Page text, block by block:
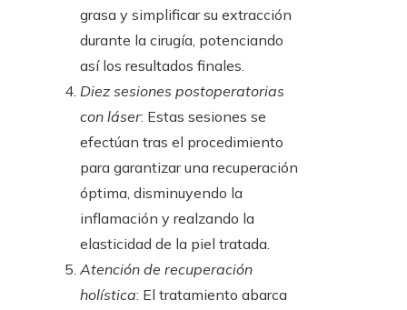
grasa y simplificar su extracción
durante la cirugía, potenciando
así los resultados finales.
Diez sesiones postoperatorias
con láser: Estas sesiones se
efectúan tras el procedimiento
para garantizar una recuperación
óptima, disminuyendo la
inflamación y realzando la
elasticidad de la piel tratada.
Atención de recuperación
holística: El tratamiento abarca